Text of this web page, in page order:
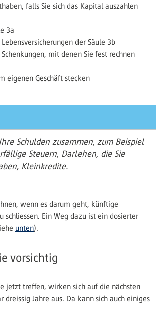
falls Sie sich das Kapital auszahlen
3a
der Säule 3b
mit denen Sie fest rechnen
eigenen Geschäft stecken
Schulden zusammen, zum Beispiel
Steuern, Darlehen, die Sie
Kleinkredite.
wenn es darum geht, künftige
schliessen. Ein Weg dazu ist ein dosierter
unten).
vorsichtig
jetzt treffen, wirken sich auf die nächsten
Jahre aus. Da kann sich auch einiges